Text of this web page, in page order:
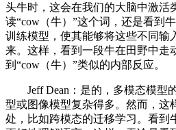
头牛时，这会在我们的大脑中激活
读“cow（牛）”这个词，还是看到
训练模型，使其能够将这些不同输
来。这样，看到一段牛在田野中走
到“cow（牛）”类似的内部反应。
Jeff Dean：是的，多模态模型
型或图像模型复杂得多。然而，这
处，比如跨模态的迁移学习。看到